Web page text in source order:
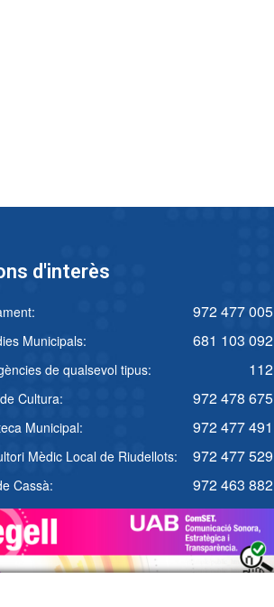
d'interès
972 477 005
Municipals: 681 103 092
de qualsevol tipus: 112
Cultura: 972 478 675
Municipal: 972 477 491
Mèdic Local de Riudellots: 972 477 529
Cassà: 972 463 882